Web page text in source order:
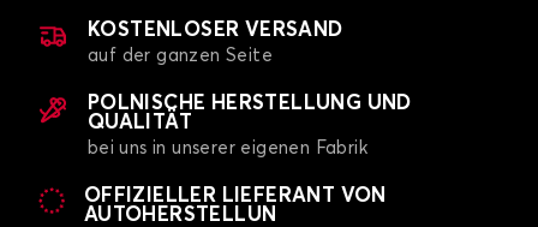
KOSTENLOSER VERSAND
auf der ganzen Seite
POLNISCHE HERSTELLUNG UND
QUALITÄT
bei uns in unserer eigenen Fabrik
OFFIZIELLER LIEFERANT VON
AUTOHERSTELLUN